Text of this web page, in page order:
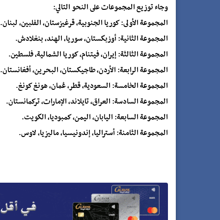
وجاء توزيع المجموعات على النحو التالي:
المجموعة الأولى: كوريا الجنوبية، قرغيزستان، الفلبين، لبنان.
المجموعة الثانية: أوزبكستان، سوريا، الهند، بنغلادش.
المجموعة الثالثة: إيران، فيتنام، كوريا الشمالية، فلسطين.
المجموعة الرابعة: الأردن، طاجيكستان، البحرين، أفغانستان.
المجموعة الخامسة: السعودية، قطر، عُمان، هونغ كونغ.
المجموعة السادسة: العراق، تايلاند، الإمارات، تركمانستان.
المجموعة السابعة: اليابان، اليمن، كمبوديا، الكويت.
المجموعة الثامنة: أستراليا، إندونيسيا، ماليزيا، لاوس.